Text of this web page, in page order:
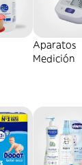
Aparatos
Medición